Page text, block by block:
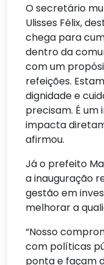
O secretário
Ulisses Félix,
chega para
dentro da
com um
refeições.
dignidade e
precisam. É
impacta
afirmou.
Já o prefeito
a inauguração
gestão em
melhorar a
“Nosso
com políticas
ponta e façam